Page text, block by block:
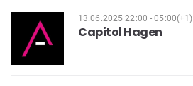
13.06.2025 22:00 - 05:00(+1)
Capitol Hagen